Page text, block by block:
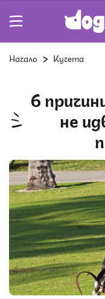
Начало Кучета
6 причини защо кучето ви
не